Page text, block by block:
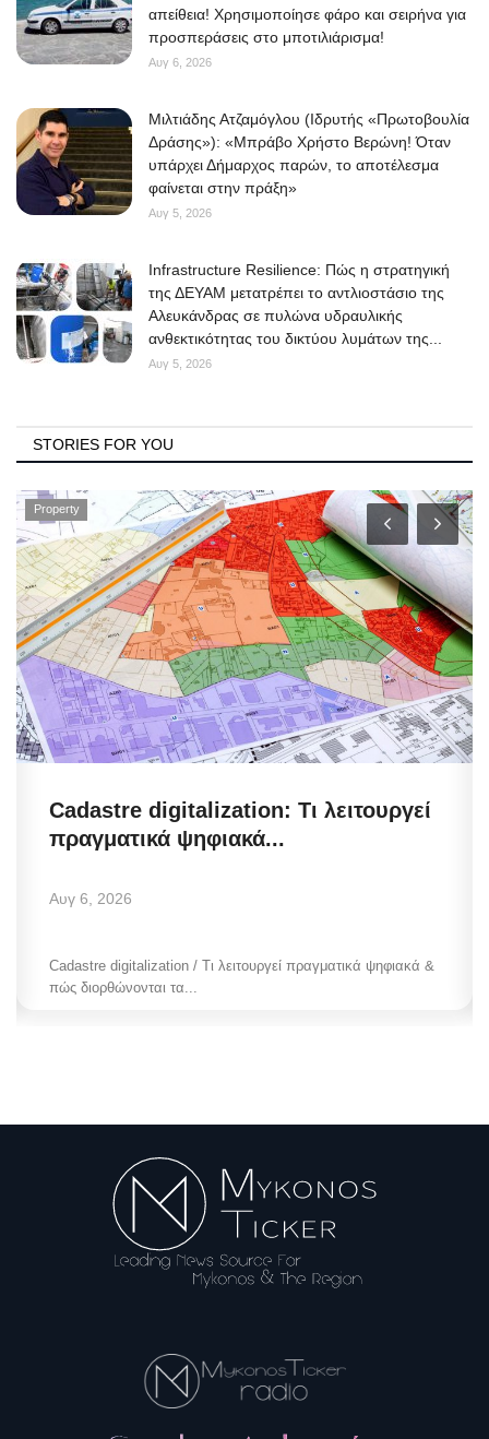
απείθεια! Χρησιμοποίησε φάρο και σειρήνα για
προσπεράσεις στο μποτιλιάρισμα!
Αυγ 6, 2026
Μιλτιάδης Ατζαμόγλου (Ιδρυτής «Πρωτοβουλία
Δράσης»): «Μπράβο Χρήστο Βερώνη! Όταν
υπάρχει Δήμαρχος παρών, το αποτέλεσμα
φαίνεται στην πράξη»
Αυγ 5, 2026
Infrastructure Resilience: Πώς η στρατηγική
της ΔΕΥΑΜ μετατρέπει το αντλιοστάσιο της
Αλευκάνδρας σε πυλώνα υδραυλικής
ανθεκτικότητας του δικτύου λυμάτων της...
Αυγ 5, 2026
STORIES FOR YOU
Property
Cadastre digitalization: Τι λειτουργεί
πραγματικά ψηφιακά...
Αυγ 6, 2026
Cadastre digitalization / Τι λειτουργεί πραγματικά ψηφιακά &
πώς διορθώνονται τα...